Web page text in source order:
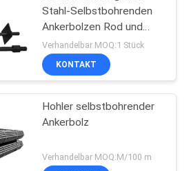
Stahl-Selbstbohrenden
Ankerbolzen Rod und
Mithelfer aus
Verhandelbar MOQ:1 Stück
KONTAKT
Hohler selbstbohrender
Ankerbolz
Verhandelbar MOQ:M/100 m